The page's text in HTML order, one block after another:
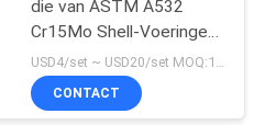
die van ASTM A532
Cr15Mo Shell-Voeringen
voor Cementmolen Dia.5
maalt x 15m EB5026
CONTACT